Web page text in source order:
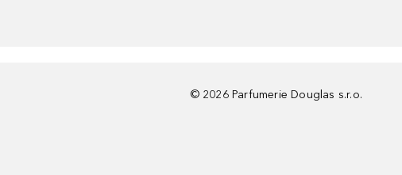
© 2026 Parfumerie Douglas s.r.o.